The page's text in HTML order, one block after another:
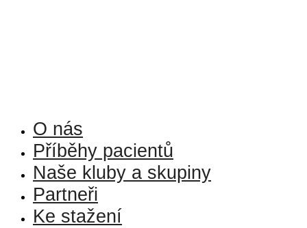
obsahuO nás
Příběhy pacientů
Naše kluby a skupiny
Partneři
Ke stažení